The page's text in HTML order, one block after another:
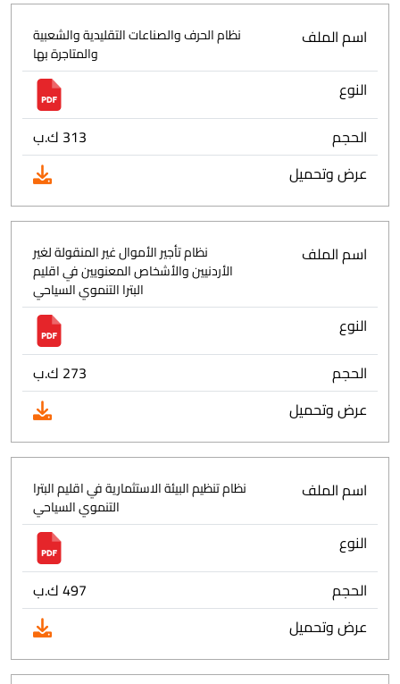
اسم الملف
نظام الحرف والصناعات التقليدية والشعبية
والمتاجرة بها
النوع
الحجم
313 ك.ب
عرض وتحميل
اسم الملف
نظام تأجير الأموال غير المنقولة لغير
الأردنيين والأشخاص المعنويين في اقليم
البترا التنموي السياحي
النوع
الحجم
273 ك.ب
عرض وتحميل
اسم الملف
نظام تنظيم البيئة الاستثمارية في اقليم البترا
التنموي السياحي
النوع
الحجم
497 ك.ب
عرض وتحميل